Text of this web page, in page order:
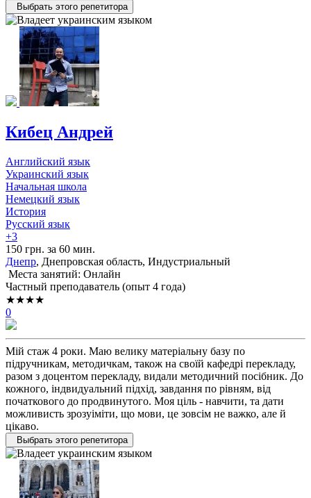
Выбрать этого репетитора
Кибец Андрей
Английский язык
Украинский язык
Начальная школа
Немецкий язык
История
Русский язык
+3
150 грн. за 60 мин.
Днепр, Днепровская область, Индустриальный
Места занятий: Онлайн
Частный преподаватель (опыт 4 года)
★★★★
0
Мій стаж 4 роки. Маю велику матеріальну базу по
підручникам, методичкам, також на своїй кафедрі перекладу,
разом з доцентом перекладу, видали методичний посібник. До
кожного, індвидуальний підхід, завдання по рівням, від
початкового до продвинутого. Моя ціль - навчити, та дати
можливисть зрозуіміти, що мови, це зовсім не важко, але й
цікаво.
Выбрать этого репетитора